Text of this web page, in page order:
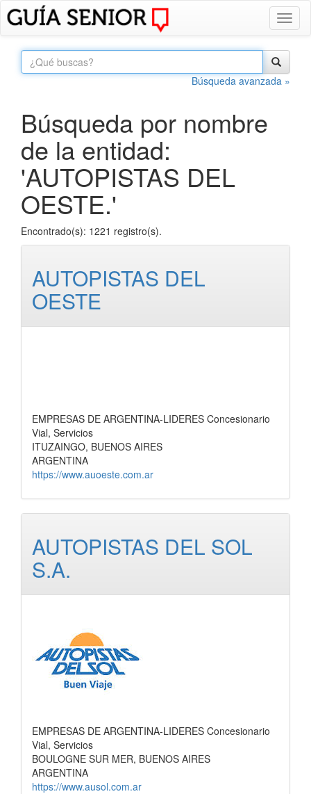
Búsqueda avanzada »
Búsqueda por nombre
de la entidad:
'AUTOPISTAS DEL
OESTE.'
Encontrado(s): 1221 registro(s).
AUTOPISTAS DEL
OESTE
EMPRESAS DE ARGENTINA-LIDERES Concesionario
Vial, Servicios
ITUZAINGO, BUENOS AIRES
ARGENTINA
https://www.auoeste.com.ar
AUTOPISTAS DEL SOL
S.A.
EMPRESAS DE ARGENTINA-LIDERES Concesionario
Vial, Servicios
BOULOGNE SUR MER, BUENOS AIRES
ARGENTINA
https://www.ausol.com.ar